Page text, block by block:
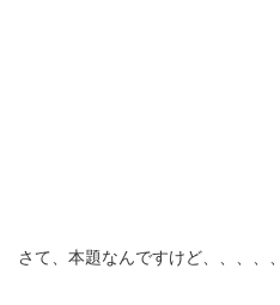
さて、本題なんですけど、、、、、